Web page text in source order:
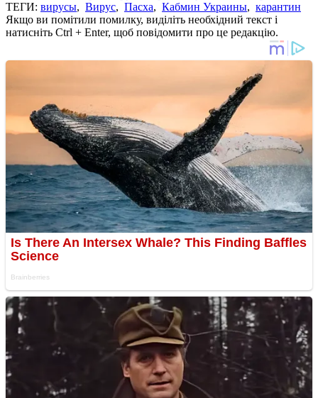
ТЕГИ: вирусы, Вирус, Пасха, Кабмин Украины, карантин
Якщо ви помітили помилку, виділіть необхідний текст і
натисніть Ctrl + Enter, щоб повідомити про це редакцію.